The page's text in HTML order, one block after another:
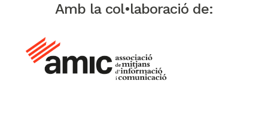
Amb la col•laboració de: